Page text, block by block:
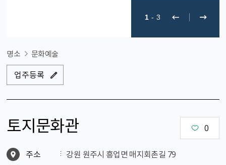
1 - 3
명소 문화예술
업주등록
토지문화관 0
주소
강원 원주시 흥업면 매지회촌길 79